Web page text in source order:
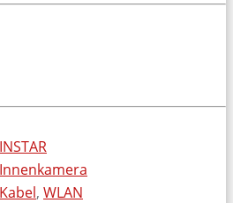
INSTAR
Innenkamera
Kabel, WLAN